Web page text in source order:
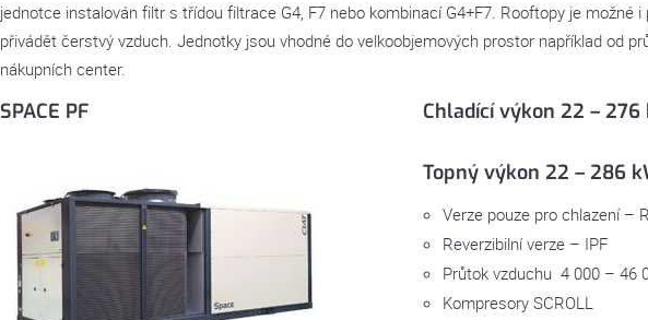
jednotce instalován filtr s třídou filtrace G4, F7 nebo kombinací G4+F7. Rooftopy je možné
přivádět čerstvý vzduch. Jednotky jsou vhodné do velkoobjemových prostor například od
nákupních center.
SPACE PF Chladící výkon 22 – 276
Topný výkon 22 – 286
Verze pouze pro chlazení –
Reverzibilní verze – IPF
Průtok vzduchu 4 000 – 46
Kompresory SCROLL